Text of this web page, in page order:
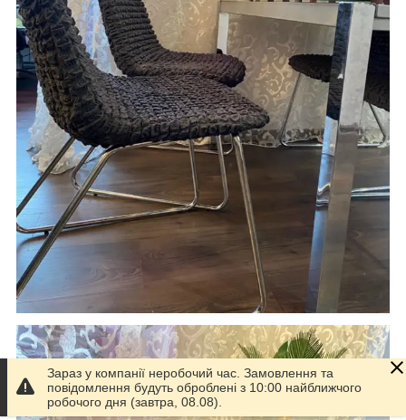
Зараз у компанії неробочий час. Замовлення та
повідомлення будуть оброблені з 10:00 найближчого
робочого дня (завтра, 08.08).